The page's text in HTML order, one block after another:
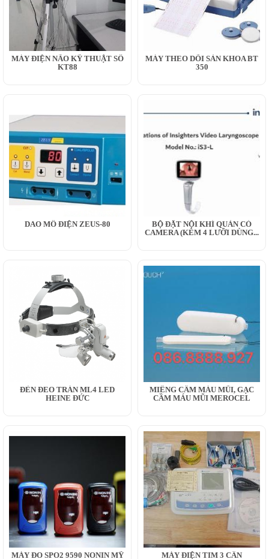
MÁY ĐIỆN NÃO KỸ THUẬT SỐ
KT88
MÁY THEO DÕI SẢN KHOA BT
350
DAO MỔ ĐIỆN ZEUS-80
BỘ ĐẶT NỘI KHÍ QUẢN CÓ
CAMERA (KÈM 4 LƯỠI DÙNG...
ĐÈN ĐEO TRÁN ML4 LED
HEINE ĐỨC
MIẾNG CẦM MÁU MŨI, GẠC
CẦM MÁU MŨI MEROCEL
MÁY ĐO SPO2 9590 NONIN MỸ MÁY ĐIỆN TIM 3 CẦN